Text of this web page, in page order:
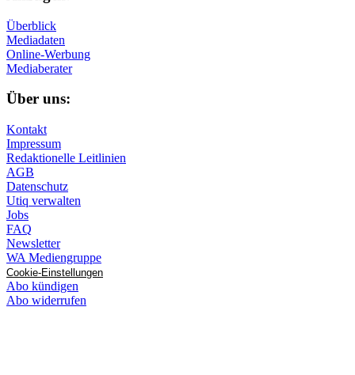
Überblick
Mediadaten
Online-Werbung
Mediaberater
Über uns:
Kontakt
Impressum
Redaktionelle Leitlinien
AGB
Datenschutz
Utiq verwalten
Jobs
FAQ
Newsletter
WA Mediengruppe
Cookie-Einstellungen
Abo kündigen
Abo widerrufen